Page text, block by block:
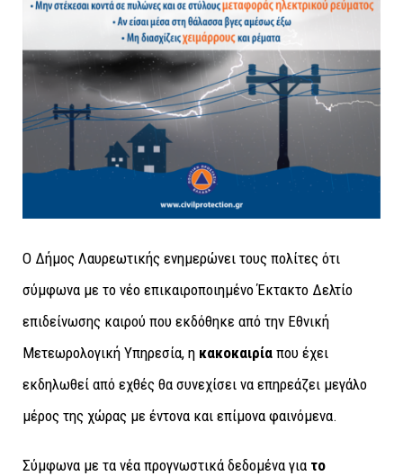
Ο Δήμος Λαυρεωτικής ενημερώνει τους πολίτες ότι
σύμφωνα με το νέο επικαιροποιημένο Έκτακτο Δελτίο
επιδείνωσης καιρού που εκδόθηκε από την Εθνική
Μετεωρολογική Υπηρεσία, η κακοκαιρία που έχει
εκδηλωθεί από εχθές θα συνεχίσει να επηρεάζει μεγάλο
μέρος της χώρας με έντονα και επίμονα φαινόμενα.
Σύμφωνα με τα νέα προγνωστικά δεδομένα για το